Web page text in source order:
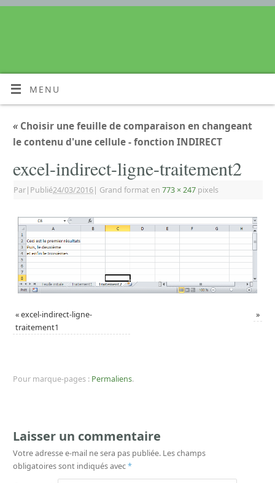
MENU
« Choisir une feuille de comparaison en changeant
le contenu d'une cellule - fonction INDIRECT
excel-indirect-ligne-traitement2
Par| Publié24/03/2016| Grand format en 773 × 247 pixels
«excel-indirect-ligne-
traitement1
»
Pour marque-pages : Permaliens.
Laisser un commentaire
Votre adresse e-mail ne sera pas publiée. Les champs
obligatoires sont indiqués avec*